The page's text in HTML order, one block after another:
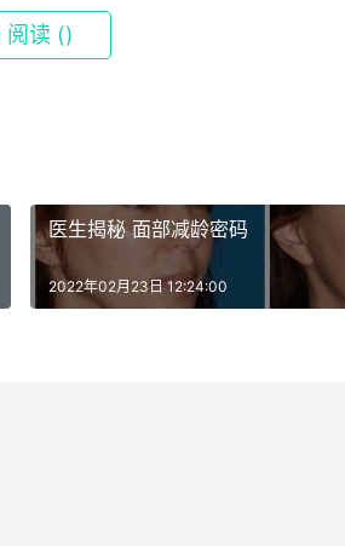
阅读 ()
医生揭秘 面部减龄密码
2022年02月23日 12:24:00